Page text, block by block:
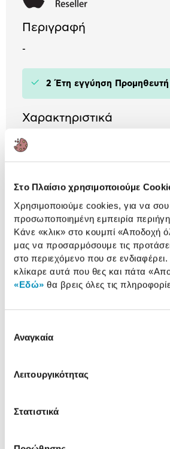
Στο Πλαίσιο χρησιμοποιούμε
Χρησιμοποιούμε cookies, για να
προσωποποιημένη εμπειρία
Κάνε «κλικ» στο κουμπί «Αποδοχή
μας να προσαρμόσουμε τις
στο περιεχόμενο που σε
κλίκαρε αυτά που θες και πάτα
«Εδώ» θα βρεις όλες τις
συγκατάθεσης
Αναγκαία
Λειτουργικότητας
Στατιστικά
Περιγραφή
-
2 Έτη εγγύηση Προμηθευτή
Χαρακτηριστικά
Συμβατότητα
Λογισμικού:
Αδιάβροχο:
Αναλυτική
παρουσίαση
Αναλυτική παρουσίαση
προϊόντος
Δες τι κλίκαραν όσοι